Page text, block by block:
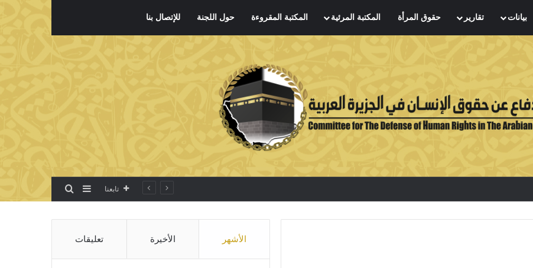
بيانات تقارير حقوق المرأة المكتبة المرئية المكتبة المقروءة حول اللجنة للإتصال بنا
تابعنا إضافة عمود جانبي
بحث عن
الأشهر الأخيرة تعليقات